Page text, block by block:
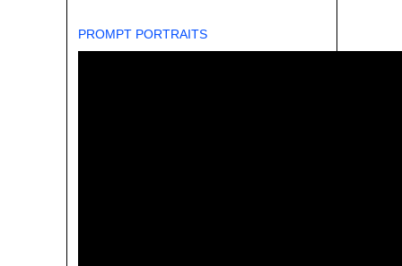
PROMPT PORTRAITS